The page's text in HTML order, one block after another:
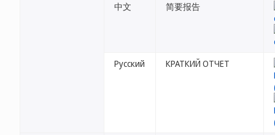
中文 简要报告
Русский КРАТКИЙ ОТЧЕТ